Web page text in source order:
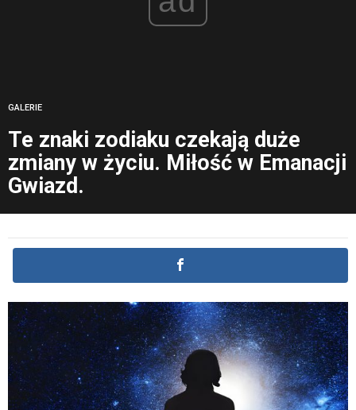
GALERIE
Te znaki zodiaku czekają duże
zmiany w życiu. Miłość w Emanacji
Gwiazd.